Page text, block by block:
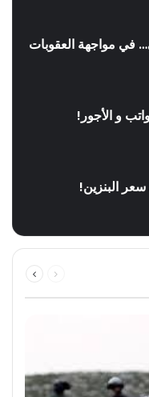
في مواجهة العقوبات
و الأجور!
البنزين!
الصفحة